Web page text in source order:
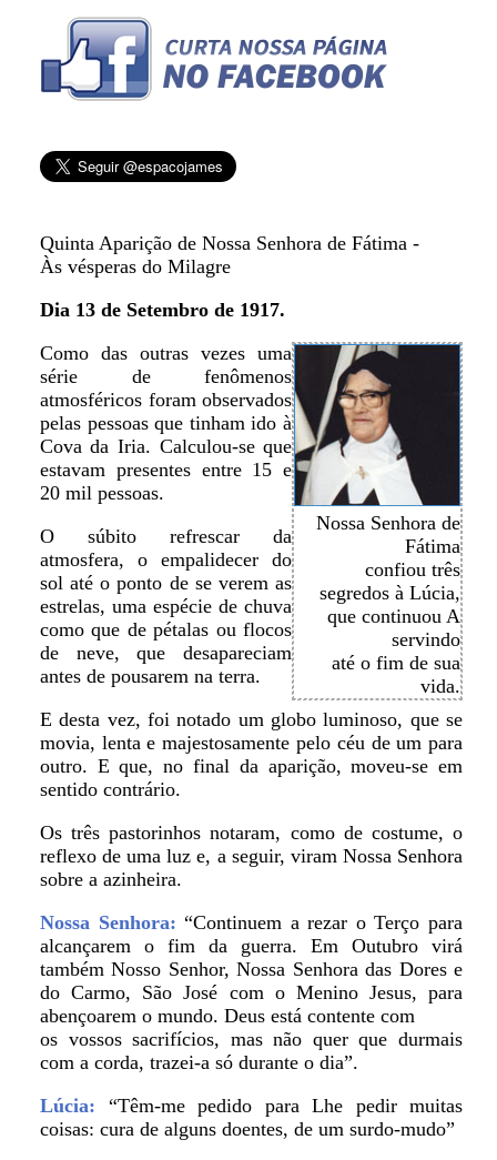
Quinta Aparição de Nossa Senhora de Fátima -
Às vésperas do Milagre
Dia 13 de Setembro de 1917.
Nossa Senhora de
Fátima
confiou três
segredos à Lúcia,
que continuou A
servindo
até o fim de sua
vida.
Como das outras vezes uma
série de fenômenos
atmosféricos foram observados
pelas pessoas que tinham ido à
Cova da Iria. Calculou-se que
estavam presentes entre 15 e
20 mil pessoas.
O súbito refrescar da
atmosfera, o empalidecer do
sol até o ponto de se verem as
estrelas, uma espécie de chuva
como que de pétalas ou flocos
de neve, que desapareciam
antes de pousarem na terra.
E desta vez, foi notado um globo luminoso, que se
movia, lenta e majestosamente pelo céu de um para
outro. E que, no final da aparição, moveu-se em
sentido contrário.
Os três pastorinhos notaram, como de costume, o
reflexo de uma luz e, a seguir, viram Nossa Senhora
sobre a azinheira.
Nossa Senhora: “Continuem a rezar o Terço para
alcançarem o fim da guerra. Em Outubro virá
também Nosso Senhor, Nossa Senhora das Dores e
do Carmo, São José com o Menino Jesus, para
abençoarem o mundo. Deus está contente com
os vossos sacrifícios, mas não quer que durmais
com a corda, trazei-a só durante o dia”.
Lúcia:
“Têm-me pedido para Lhe pedir muitas
coisas: cura de alguns doentes, de um surdo-mudo”